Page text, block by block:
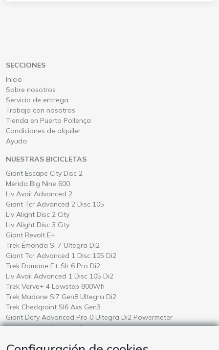
SECCIONES
Inicio
Sobre nosotros
Servicio de entrega
Trabaja con nosotros
Tienda en Puerto Pollença
Condiciones de alquiler
Ayuda
NUESTRAS BICICLETAS
Alquile una
Giant Escape City Disc 2
Alquile una
Merida Big Nine 600en Mallorca
Alquile una
Liv Avail Advanced 2
Alquile una
Giant Tcr Advanced 2 Disc 105
Alquile una
Liv Alight Disc 2 Cityen Mallorca
Alquile una
Liv Alight Disc 3 Cityen Mallorca
Alquile una
Giant Revolt E+
Alquile una
Trek Émonda Sl 7 Ultegra Di2
Alquile una
Giant Tcr Advanced 1 Disc 105 Di2
Alquile una
Trek Domane E+ Slr 6 Pro Di2
Alquile una
Liv Avail Advanced 1 Disc 105 Di2
Alquile una
Trek Verve+ 4 Lowstep 800Wh
Alquile una
Trek Madone Sl7 Gen8 Ultegra Di2
Alquile una
Trek Checkpoint Sl6 Axs Gen3
Alquile una
Giant Defy Advanced Pro 0 Ultegra Di2 Powermeteren Mallorca
Alquile una
Liv Langma Advanced 0en Mallorca
Alquile una
Amflow Test en Mallorca